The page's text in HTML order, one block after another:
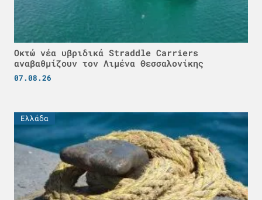
Οκτώ νέα υβριδικά Straddle Carriers
αναβαθμίζουν τον Λιμένα Θεσσαλονίκης
07.08.26
Ελλάδα